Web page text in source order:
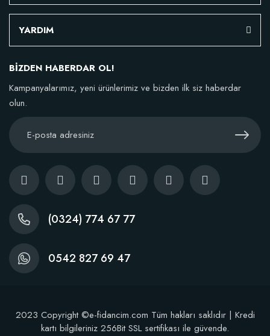
Özel Karışım Fidan Tutma Yüzdesini Arttıran Organik Dikim Gübresi (10
Dikim Sonrası Fidan Gelişim Gübresi (10 fidan İçin )
YARDIM
BİZDEN HABERDAR OL!
Kampanyalarımız, yeni ürünlerimiz ve bizden ilk siz haberdar
olun.
(0324) 774 67 77
0542 827 69 47
2023 Copyright ©e-fidancim.com Tüm hakları saklıdır | Kredi
kartı bilgileriniz 256Bit SSL sertifikası ile güvende.